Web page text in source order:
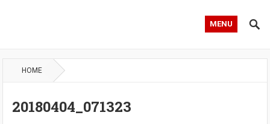
MENU
HOME
20180404_071323